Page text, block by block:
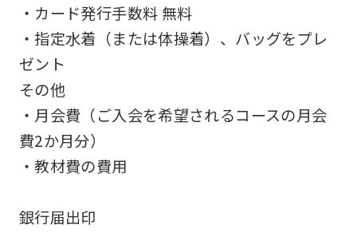
・カード発行手数料 無料
・指定水着（または体操着）、バッグをプレ
ゼント
その他
・月会費（ご入会を希望されるコースの月会
費2か月分）
・教材費の費用
銀行届出印
may
differ
original